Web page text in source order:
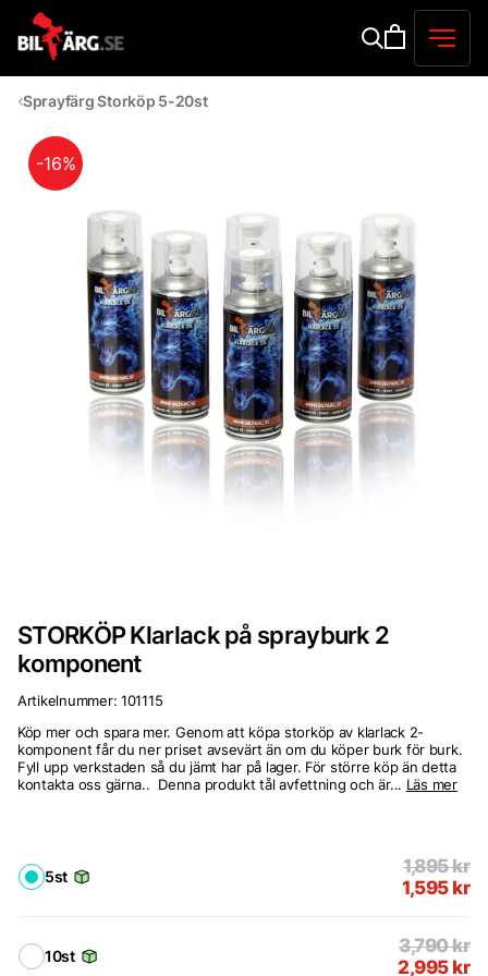
Sprayfärg Storköp 5-20st
-16%
STORKÖP Klarlack på sprayburk 2
komponent
Artikelnummer: 101115
Köp mer och spara mer. Genom att köpa storköp av klarlack 2-
komponent får du ner priset avsevärt än om du köper burk för burk.
Fyll upp verkstaden så du jämt har på lager. För större köp än detta
kontakta oss gärna.. Denna produkt tål avfettning och är... Läs mer
5st 1,895kr
1,595 kr
10st 3,790kr
2,995 kr